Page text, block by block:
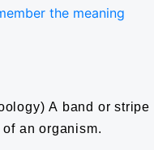
the meaning
A band or stripe
an organism.